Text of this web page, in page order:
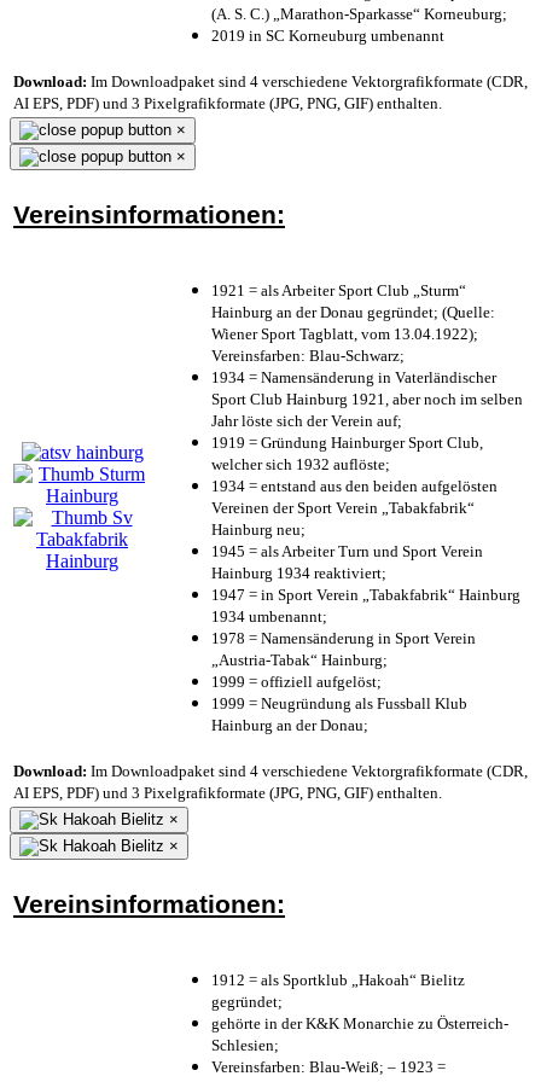
(A. S. C.) „Marathon-Sparkasse“ Korneuburg;
2019 in SC Korneuburg umbenannt
Download: Im Downloadpaket sind 4 verschiedene Vektorgrafikformate (CDR,
AI EPS, PDF) und 3 Pixelgrafikformate (JPG, PNG, GIF) enthalten.
×
×
Vereinsinformationen:
1921 = als Arbeiter Sport Club „Sturm“
Hainburg an der Donau gegründet; (Quelle:
Wiener Sport Tagblatt, vom 13.04.1922);
Vereinsfarben: Blau-Schwarz;
1934 = Namensänderung in Vaterländischer
Sport Club Hainburg 1921, aber noch im selben
Jahr löste sich der Verein auf;
1919 = Gründung Hainburger Sport Club,
welcher sich 1932 auflöste;
1934 = entstand aus den beiden aufgelösten
Vereinen der Sport Verein „Tabakfabrik“
Hainburg neu;
1945 = als Arbeiter Turn und Sport Verein
Hainburg 1934 reaktiviert;
1947 = in Sport Verein „Tabakfabrik“ Hainburg
1934 umbenannt;
1978 = Namensänderung in Sport Verein
„Austria-Tabak“ Hainburg;
1999 = offiziell aufgelöst;
1999 = Neugründung als Fussball Klub
Hainburg an der Donau;
Download: Im Downloadpaket sind 4 verschiedene Vektorgrafikformate (CDR,
AI EPS, PDF) und 3 Pixelgrafikformate (JPG, PNG, GIF) enthalten.
×
×
Vereinsinformationen:
1912 = als Sportklub „Hakoah“ Bielitz
gegründet;
gehörte in der K&K Monarchie zu Österreich-
Schlesien;
Vereinsfarben: Blau-Weiß; – 1923 =